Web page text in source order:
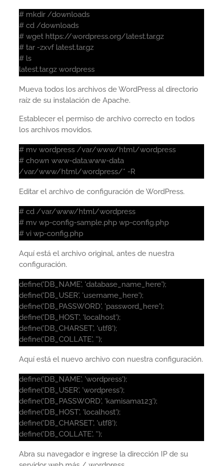
# mkdir /downloads
# cd /downloads
# wget https://wordpress.org/latest.tar.gz
# tar -zxvf latest.tar.gz
# ls
latest.tar.gz wordpress
Mueva todos los archivos de WordPress al directorio
raíz de su instalación de Apache.
Establecer el permiso de archivo correcto en todos
los archivos movidos.
# mv wordpress /var/www/html/wordpress
# chown www-data.www-data
/var/www/html/wordpress/* -R
Editar el archivo de configuración de WordPress.
# cd /var/www/html/wordpress
# mv wp-config-sample.php wp-config.php
# vi wp-config.php
Aquí está el archivo original, antes de nuestra
configuración.
define('DB_NAME', 'database_name_here');
define('DB_USER', 'username_here');
define('DB_PASSWORD', 'password_here');
define('DB_HOST', 'localhost');
define('DB_CHARSET', 'utf8');
define('DB_COLLATE', '');
Aquí está el nuevo archivo con nuestra configuración.
define('DB_NAME', 'wordpress');
define('DB_USER', 'wordpress');
define('DB_PASSWORD', 'kamisama123');
define('DB_HOST', 'localhost');
define('DB_CHARSET', 'utf8');
define('DB_COLLATE', '');
Abra su navegador e ingrese la dirección IP de su